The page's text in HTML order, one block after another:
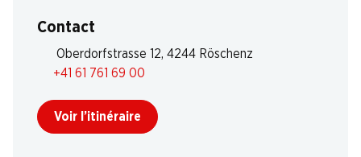
Contact
Oberdorfstrasse 12, 4244 Röschenz
+41 61 761 69 00
Voir l’itinéraire